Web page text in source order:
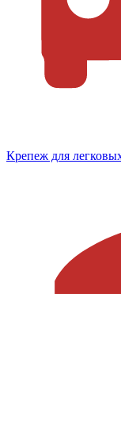
Крепеж для